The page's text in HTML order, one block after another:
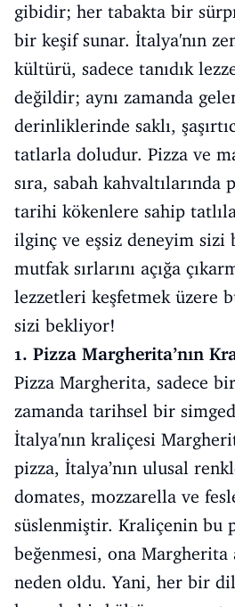
gibidir; her tabakta bir
bir keşif sunar. İtalya'nın
kültürü, sadece tanıdık
değildir; aynı zamanda
derinliklerinde saklı,
tatlarla doludur. Pizza ve
sıra, sabah kahvaltılarında
tarihi kökenlere sahip
ilginç ve eşsiz deneyim sizi
mutfak sırlarını açığa
lezzetleri keşfetmek üzere
sizi bekliyor!
1. Pizza Margherita’nın
Pizza Margherita, sadece
zamanda tarihsel bir
İtalya'nın kraliçesi
pizza, İtalya’nın ulusal
domates, mozzarella ve
süslenmiştir. Kraliçenin bu
beğenmesi, ona Margherita
neden oldu. Yani, her bir